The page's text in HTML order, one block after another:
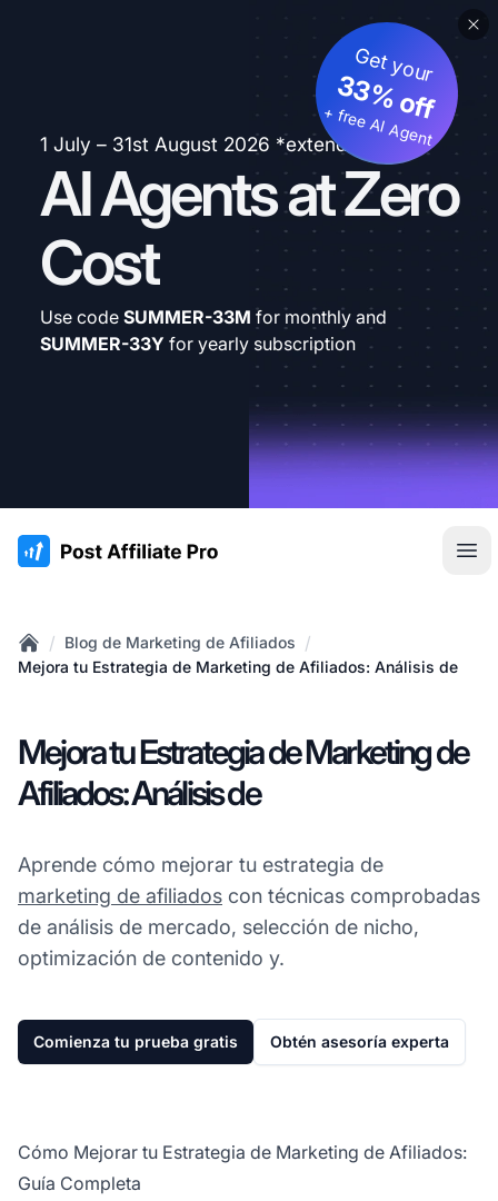
1 July – 31st August 2026 *extended
AI Agents at Zero
Cost
Get your
33% off
+ free AI Agent
Use code SUMMER-33M for monthly and
SUMMER-33Y for yearly subscription
:site.title
Home
/ Blog de Marketing de Afiliados /
Mejora tu Estrategia de Marketing de Afiliados: Análisis de
Mejora tu Estrategia de Marketing de
Afiliados: Análisis de
Aprende cómo mejorar tu estrategia de
marketing de afiliados con técnicas comprobadas
de análisis de mercado, selección de nicho,
optimización de contenido y.
Comienza tu prueba gratis Obtén asesoría experta
Cómo Mejorar tu Estrategia de Marketing de Afiliados:
Guía Completa